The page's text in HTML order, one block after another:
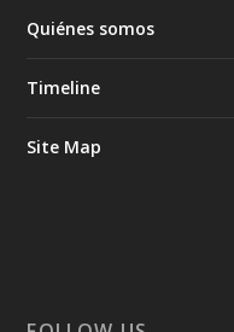
Quiénes somos
Timeline
Site Map